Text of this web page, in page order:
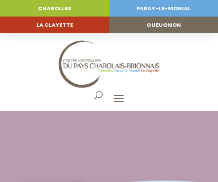
CHAROLLES PARAY-LE-MONIAL
LA CLAYETTE GUEUGNON